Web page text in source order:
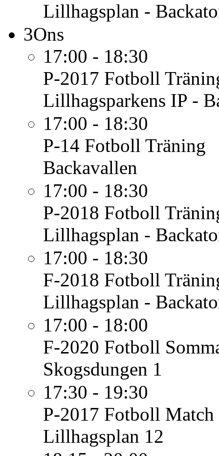
Lillhagsplan -
3Ons
17:00 - 18:30
P-2017 Fotboll
Lillhagsparkens IP -
17:00 - 18:30
P-14 Fotboll Träning
Backavallen
17:00 - 18:30
P-2018 Fotboll
Lillhagsplan -
17:00 - 18:30
F-2018 Fotboll
Lillhagsplan -
17:00 - 18:00
F-2020 Fotboll
Skogsdungen 1
17:30 - 19:30
P-2017 Fotboll Match
Lillhagsplan 12